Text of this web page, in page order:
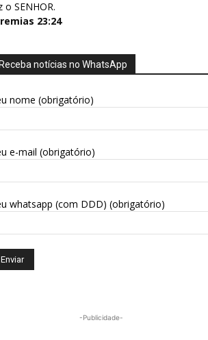
o SENHOR.
23:24
Receba notícias no WhatsApp
nome (obrigatório)
e-mail (obrigatório)
whatsapp (com DDD) (obrigatório)
-Publicidade-